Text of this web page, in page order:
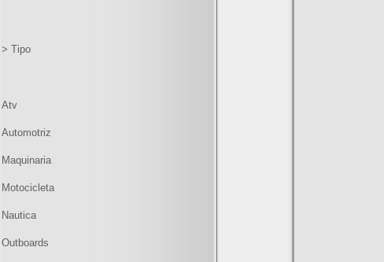
> Tipo
Atv
Automotriz
Maquinaria
Motocicleta
Nautica
Outboards